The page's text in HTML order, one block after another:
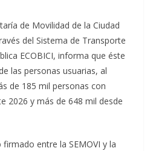
de Movilidad de la Ciudad
del Sistema de Transporte
ECOBICI, informa que éste
las personas usuarias, al
de 185 mil personas con
2026 y más de 648 mil desde
entre la SEMOVI y la